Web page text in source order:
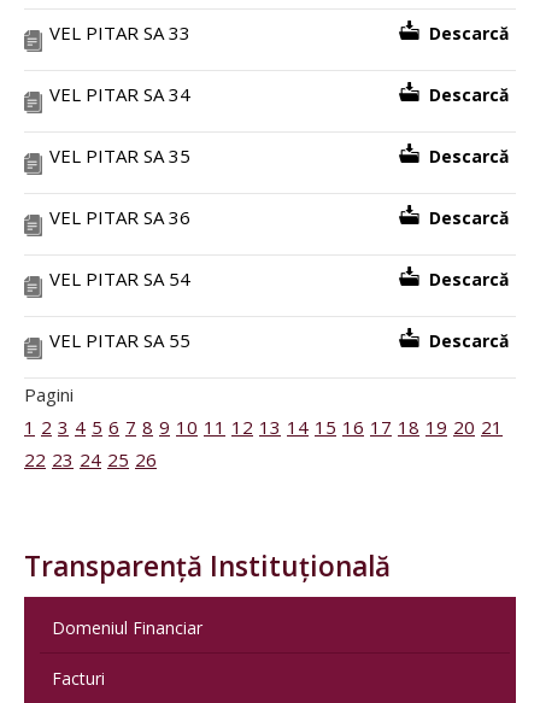
VEL PITAR SA 33 Descarcă
VEL PITAR SA 34 Descarcă
VEL PITAR SA 35 Descarcă
VEL PITAR SA 36 Descarcă
VEL PITAR SA 54 Descarcă
VEL PITAR SA 55 Descarcă
Pagini
1 2 3 4 5 6 7 8 9 10 11 12 13 14 15 16 17 18 19 20 21
22 23 24 25 26
Transparență Instituțională
Domeniul Financiar
Facturi